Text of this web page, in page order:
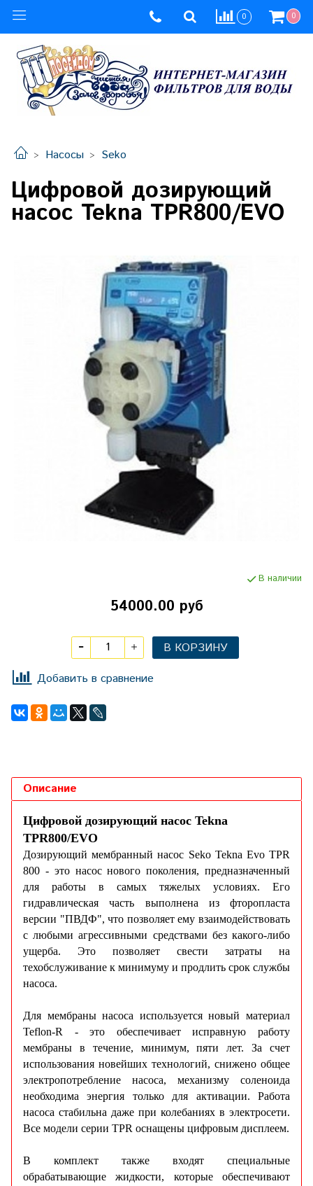
0 0
Насосы Seko
Цифровой дозирующий
насос Tekna TPR800/EVO
В наличии
54000.00 руб
В КОРЗИНУ
Добавить в сравнение
Описание
Цифровой дозирующий насос Tekna
TPR800/EVO
Дозирующий мембранный насос Seko Tekna Evo TPR
800 - это насос нового поколения, предназначенный
для работы в самых тяжелых условиях. Его
гидравлическая часть выполнена из фторопласта
версии "ПВДФ", что позволяет ему взаимодействовать
с любыми агрессивными средствами без какого-либо
ущерба. Это позволяет свести затраты на
техобслуживание к минимуму и продлить срок службы
насоса.
Для мембраны насоса используется новый материал
Teflon-R - это обеспечивает исправную работу
мембраны в течение, минимум, пяти лет. За счет
использования новейших технологий, снижено общее
электропотребление насоса, механизму соленоида
необходима энергия только для активации. Работа
насоса стабильна даже при колебаниях в электросети.
Все модели серии TPR оснащены цифровым дисплеем.
В комплект также входят специальные
обрабатывающие жидкости, которые обеспечивают